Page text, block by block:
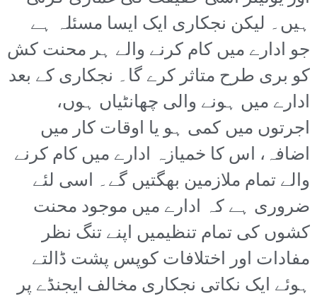
ہیں۔ لیکن نجکاری ایک ایسا مسئلہ ہے
جو ادارے میں کام کرنے والے ہر محنت کش
کو بری طرح متاثر کرے گا۔ نجکاری کے بعد
ادارے میں ہونے والی چھانٹیاں ہوں،
اجرتوں میں کمی ہو یا اوقات کار میں
اضافہ، اس کا خمیازہ ادارے میں کام کرنے
والے تمام ملازمین بھگتیں گے۔ اسی لئے
ضروری ہے کہ ادارے میں موجود محنت
کشوں کی تمام تنظیمیں اپنے تنگ نظر
مفادات اور اختلافات کوپس پشت ڈالتے
ہوئے ایک نکاتی نجکاری مخالف ایجنڈے پر